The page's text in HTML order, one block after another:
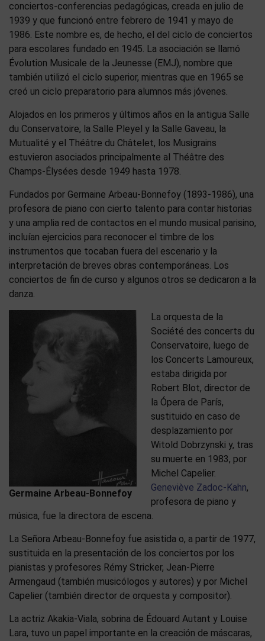
conciertos-conferencias pedagógicas, creada en julio de
1939 y que funcionó entre febrero de 1941 y mayo de
1986. Este nombre es, de hecho, el del ciclo de conciertos
para escolares fundado en 1945. La asociación se llamó
Évolution Musicale de la Jeunesse (EMJ), nombre que
también utilizó el ciclo superior, mientras que en 1965 se
creó un ciclo preparatorio para alumnos más jóvenes.
Alojados en los primeros y últimos años en la antigua Salle
du Conservatoire, la Salle Pleyel y la Salle Gaveau, la
Mutualité y el Théâtre du Châtelet, los Musigrains
estuvieron asociados principalmente al Théâtre des
Champs-Élysées desde 1949 hasta 1978.
Fundados por Germaine Arbeau-Bonnefoy (1893-1986), una
profesora de piano con cierto talento para contar historias
y una amplia red de contactos en el mundo musical parisino,
incluían ejercicios para reconocer el timbre de los
instrumentos que tocaban fuera del escenario y la
interpretación de breves obras contemporáneas. Los
conciertos de fin de curso y algunos otros se dedicaron a la
danza.
Germaine Arbeau-Bonnefoy
La orquesta de la
Société des concerts du
Conservatoire, luego de
los Concerts Lamoureux,
estaba dirigida por
Robert Blot, director de
la Ópera de París,
sustituido en caso de
desplazamiento por
Witold Dobrzynski y, tras
su muerte en 1983, por
Michel Capelier.
Geneviève Zadoc-Kahn,
profesora de piano y
música, fue la directora de escena.
La Señora Arbeau-Bonnefoy fue asistida o, a partir de 1977,
sustituida en la presentación de los conciertos por los
pianistas y profesores Rémy Stricker, Jean-Pierre
Armengaud (también musicólogos y autores) y por Michel
Capelier (también director de orquesta y compositor).
La actriz Akakia-Viala, sobrina de Édouard Autant y Louise
Lara, tuvo un papel importante en la creación de máscaras,